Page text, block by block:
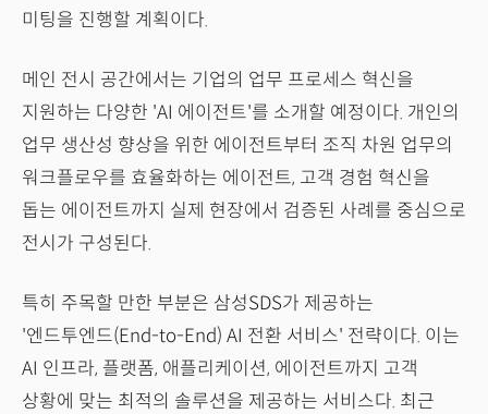
미팅을 진행할 계획이다.
메인 전시 공간에서는 기업의 업무 프로세스 혁신을
지원하는 다양한 'AI 에이전트'를 소개할 예정이다. 개인의
업무 생산성 향상을 위한 에이전트부터 조직 차원 업무의
워크플로우를 효율화하는 에이전트, 고객 경험 혁신을
돕는 에이전트까지 실제 현장에서 검증된 사례를 중심으로
전시가 구성된다.
특히 주목할 만한 부분은 삼성SDS가 제공하는
'엔드투엔드(End-to-End) AI 전환 서비스' 전략이다. 이는
AI 인프라, 플랫폼, 애플리케이션, 에이전트까지 고객
상황에 맞는 최적의 솔루션을 제공하는 서비스다. 최근